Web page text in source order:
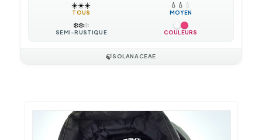
☀️☀️☀️
TOUS
💧 💧 💧
MOYEN
❄️❄️❄️
SEMI-RUSTIQUE COULEURS
🍃SOLANACEAE